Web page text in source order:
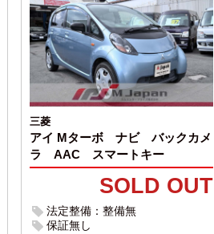
三菱
アイ Mターボ ナビ バックカメ
ラ AAC スマートキー
SOLD OUT
法定整備：整備無
保証無し